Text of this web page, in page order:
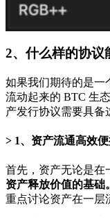
2、什么样的协议
如果我们期待的是一
流动起来的 BTC 生
产发行协议需要具备
1、资产流通高效
首先，资产无论是在
资产释放价值的基础。
重点讨论资产在一层